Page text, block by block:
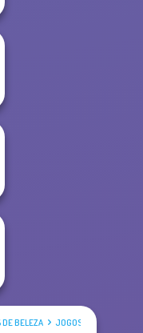
DE BELEZA JOGOS DE VESTIR